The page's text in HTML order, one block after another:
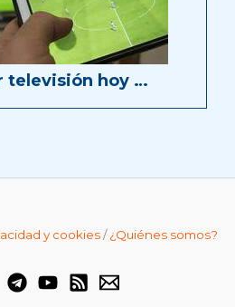
televisión hoy …
y cookies/¿Quiénes somos?